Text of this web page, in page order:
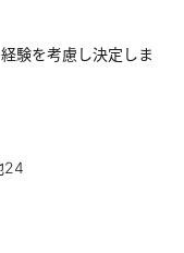
験を考慮し決定しま
24